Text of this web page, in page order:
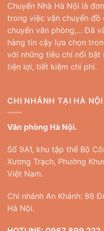
Chuyển Nhà Hà Nội là
trong việc vận chuyển đồ
chuyển văn phòng,... Đã
hàng tin cậy lựa chọn
với những tiêu chí nổi bật
tiện lợi, tiết kiệm chi phí.
CHI NHÁNH TẠI HÀ NỘI
Văn phòng Hà Nội.
Số 9A1, khu tập thể Bộ
Xương Trạch, Phường
Việt Nam.
Chi nhánh An Khánh: 86
Hà Nội.